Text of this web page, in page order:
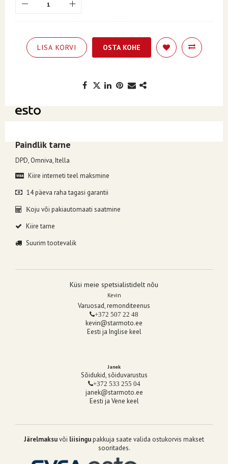
LISA KORVI OSTA KOHE
Paindlik tarne
DPD, Omniva, Itella
Kiire interneti teel maksmine
14 päeva raha tagasi garantii
Koju või pakiautomaati saatmine
Kiire tarne
Suurim tootevalik
Küsi meie spetsialistidelt nõu
Kevin
Varuosad, remonditeenus
+372 507 22 48
kevin@starmoto.ee
Eesti ja Inglise keel
Janek
Sõidukid, sõiduvarustus
+372 533 255 04
janek@starmoto.ee
Eesti ja Vene keel
Järelmaksuvõi liisingupakkuja saate valida ostukorvis makset
sooritades.